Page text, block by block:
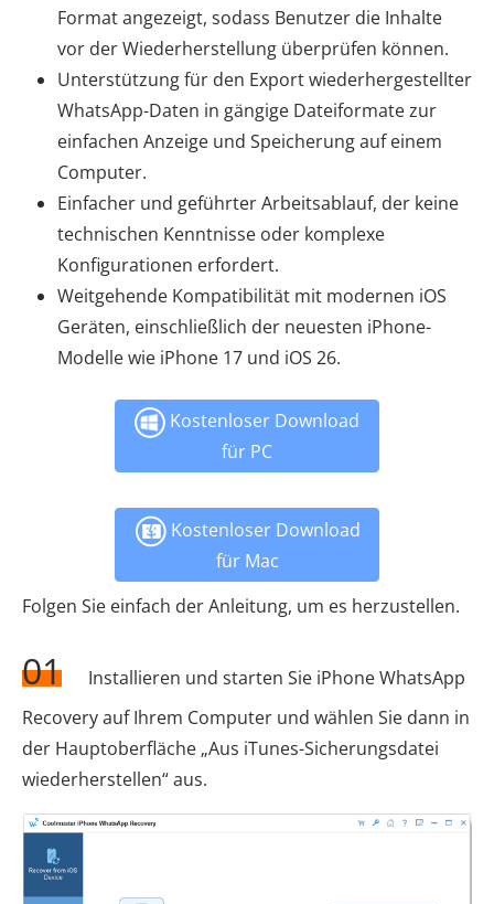
Format angezeigt, sodass Benutzer die Inhalte
vor der Wiederherstellung überprüfen können.
Unterstützung für den Export wiederhergestellter
WhatsApp-Daten in gängige Dateiformate zur
einfachen Anzeige und Speicherung auf einem
Computer.
Einfacher und geführter Arbeitsablauf, der keine
technischen Kenntnisse oder komplexe
Konfigurationen erfordert.
Weitgehende Kompatibilität mit modernen iOS
Geräten, einschließlich der neuesten iPhone-
Modelle wie iPhone 17 und iOS 26.
Kostenloser Download
für PC
Kostenloser Download
für Mac
Folgen Sie einfach der Anleitung, um es herzustellen.
01
Installieren und starten Sie iPhone WhatsApp
Recovery auf Ihrem Computer und wählen Sie dann in
der Hauptoberfläche „Aus iTunes-Sicherungsdatei
wiederherstellen“ aus.